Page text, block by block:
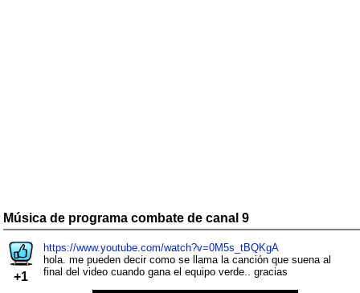
Música de programa combate de canal 9
+1
https://www.youtube.com/watch?v=0M5s_tBQKgA
hola. me pueden decir como se llama la canción que suena al
final del video cuando gana el equipo verde.. gracias